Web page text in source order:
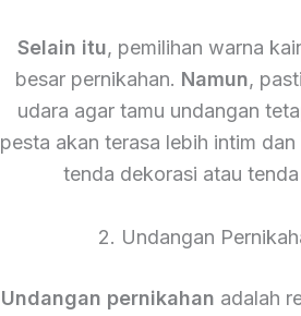
Selain itu, pemilihan warna
besar pernikahan. Namun,
udara agar tamu undangan
pesta akan terasa lebih intim
tenda dekorasi atau
2. Undangan
Undangan pernikahan adalah